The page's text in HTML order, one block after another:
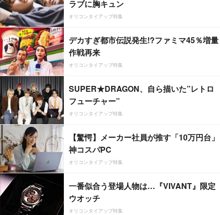
ラブに胸キュン
オリコンタイアップ特集
デカすぎ都市伝説発生!?ファミマ45％増量
作戦再来
オリコンタイアップ特集
SUPER★DRAGON、自ら描いた”レトロ
フューチャー”
オリコンタイアップ特集
【驚愕】メーカー社員が推す「10万円台」
神コスパPC
オリコンタイアップ特集
一番似合う登場人物は…『VIVANT』限定
ウオッチ
オリコンタイアップ特集